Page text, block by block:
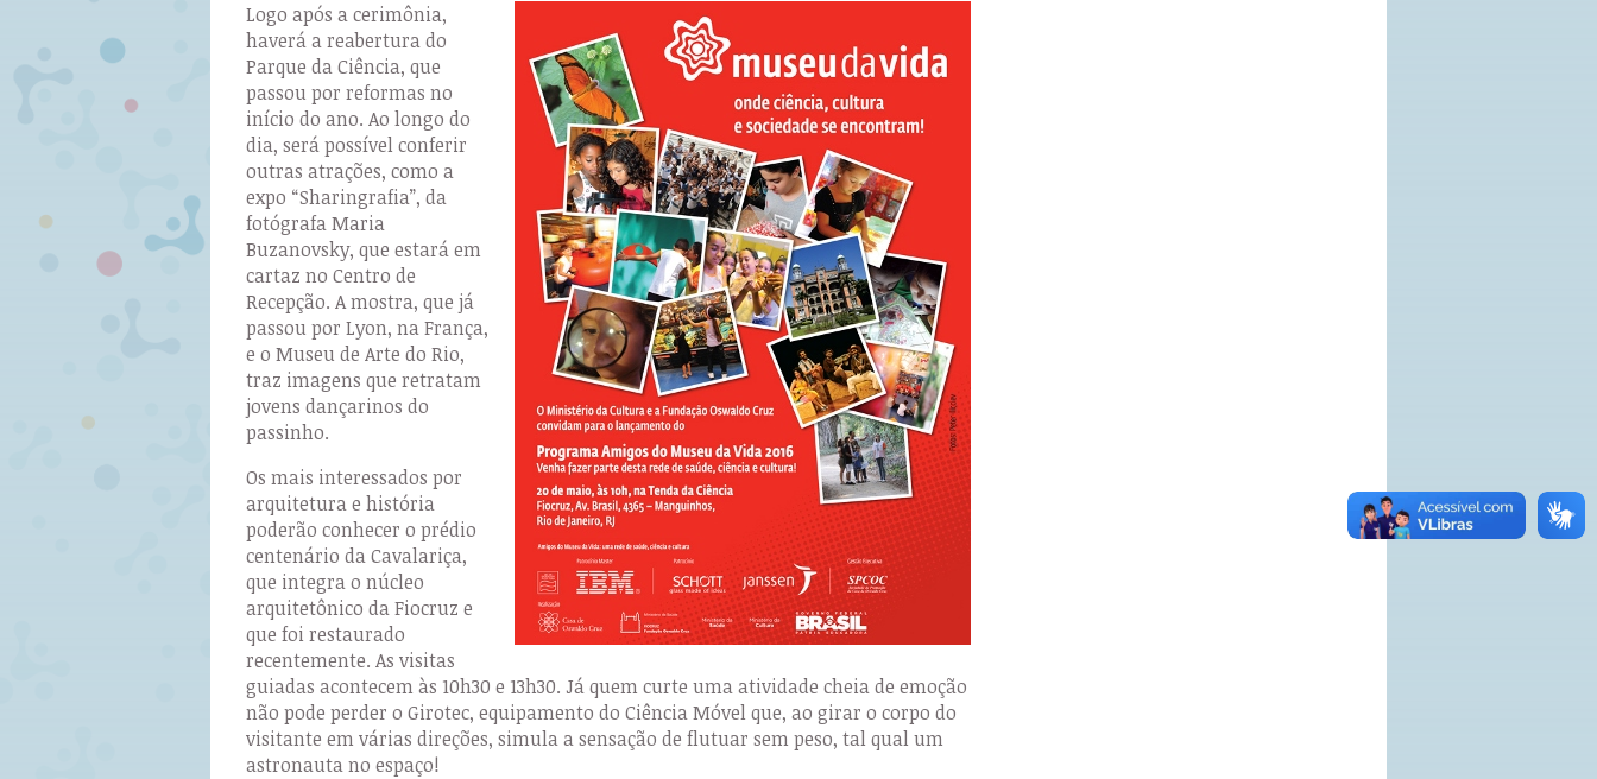
Logo após a cerimônia,
haverá a reabertura do
Parque da Ciência, que
passou por reformas no
início do ano. Ao longo do
dia, será possível conferir
outras atrações, como a
expo “Sharingrafia”, da
fotógrafa Maria
Buzanovsky, que estará em
cartaz no Centro de
Recepção. A mostra, que já
passou por Lyon, na França,
e o Museu de Arte do Rio,
traz imagens que retratam
jovens dançarinos do
passinho.
Os mais interessados por
arquitetura e história
poderão conhecer o prédio
centenário da Cavalariça,
que integra o núcleo
arquitetônico da Fiocruz e
que foi restaurado
recentemente. As visitas
guiadas acontecem às 10h30 e 13h30. Já quem curte uma atividade cheia de emoção
não pode perder o Girotec, equipamento do Ciência Móvel que, ao girar o corpo do
visitante em várias direções, simula a sensação de flutuar sem peso, tal qual um
astronauta no espaço!